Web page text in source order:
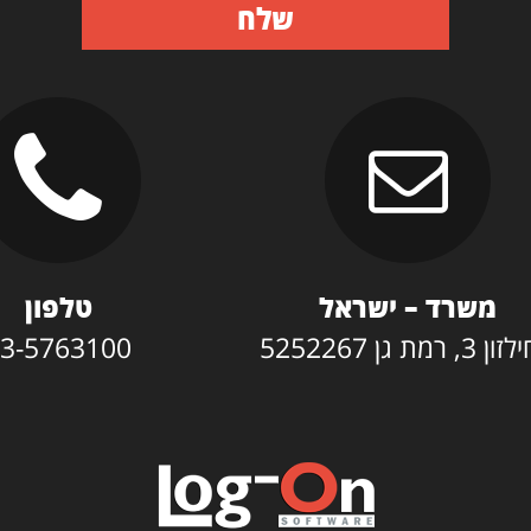
שלח
משרד – ישראל
גן 5252267
טלפון
5763100